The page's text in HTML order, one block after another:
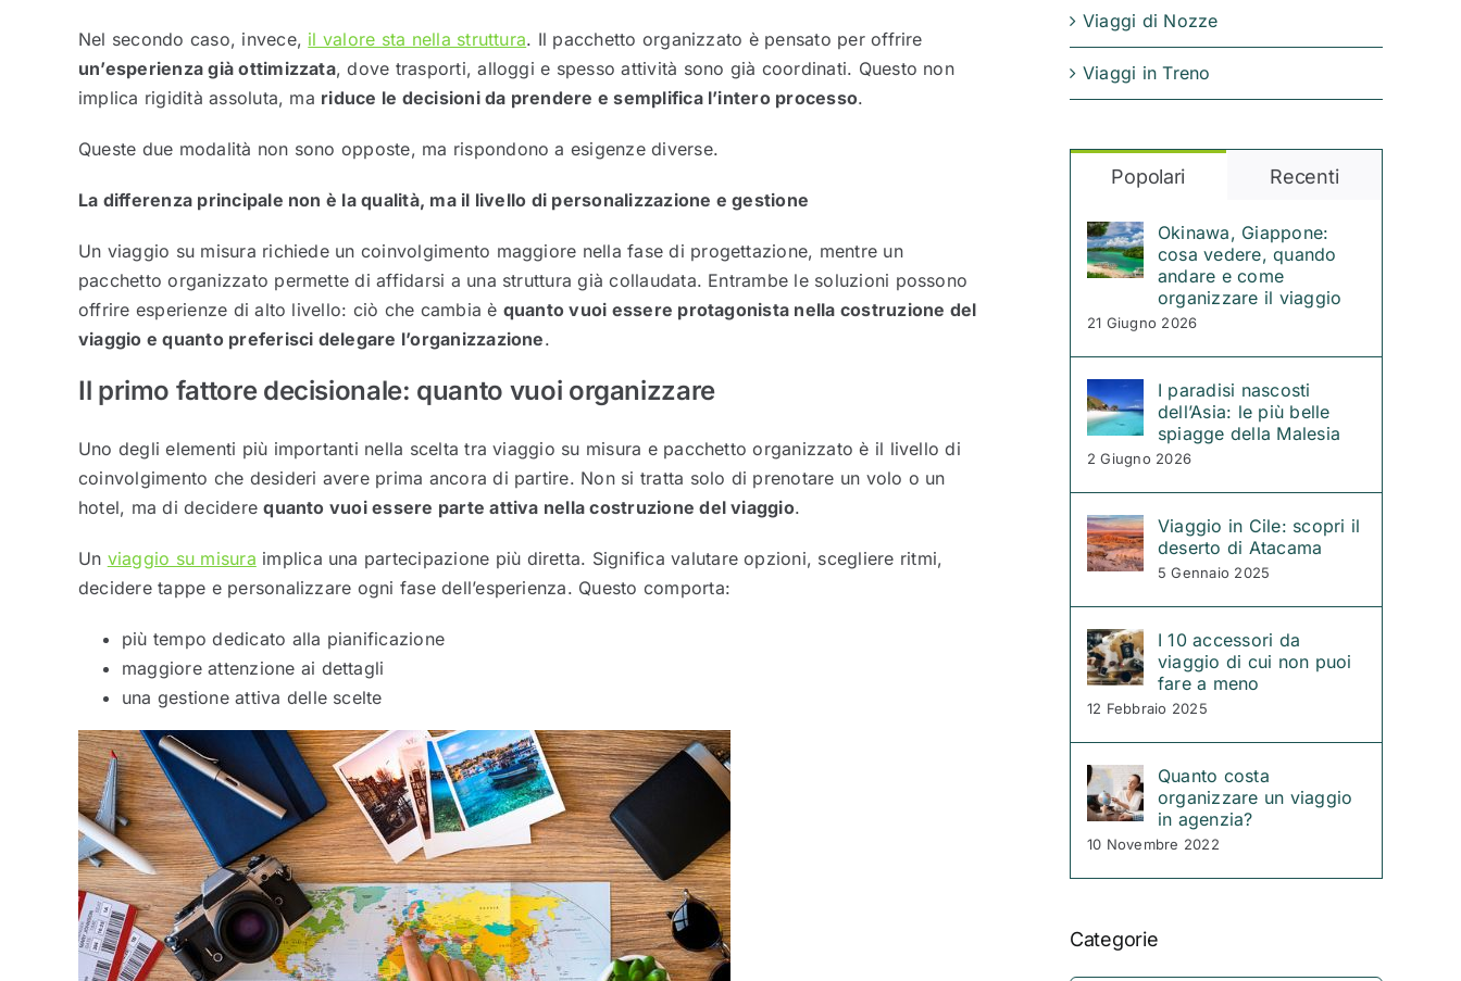
Nel secondo caso, invece, il valore sta nella struttura. Il pacchetto organizzato è pensato per offrire
un’esperienza già ottimizzata, dove trasporti, alloggi e spesso attività sono già coordinati. Questo non
implica rigidità assoluta, ma riduce le decisioni da prendere e semplifica l’intero processo.
Queste due modalità non sono opposte, ma rispondono a esigenze diverse.
La differenza principale non è la qualità, ma il livello di personalizzazione e gestione
Un viaggio su misura richiede un coinvolgimento maggiore nella fase di progettazione, mentre un
pacchetto organizzato permette di affidarsi a una struttura già collaudata. Entrambe le soluzioni possono
offrire esperienze di alto livello: ciò che cambia è quanto vuoi essere protagonista nella costruzione del
viaggio e quanto preferisci delegare l’organizzazione.
Il primo fattore decisionale: quanto vuoi organizzare
Uno degli elementi più importanti nella scelta tra viaggio su misura e pacchetto organizzato è il livello di
coinvolgimento che desideri avere prima ancora di partire. Non si tratta solo di prenotare un volo o un
hotel, ma di deciderequanto vuoi essere parte attiva nella costruzione del viaggio.
Un viaggio su misura implica una partecipazione più diretta. Significa valutare opzioni, scegliere ritmi,
decidere tappe e personalizzare ogni fase dell’esperienza. Questo comporta:
più tempo dedicato alla pianificazione
maggiore attenzione ai dettagli
una gestione attiva delle scelte
Viaggi di Nozze
Viaggi in Treno
Popolari Recenti
Okinawa, Giappone:
cosa vedere, quando
andare e come
organizzare il viaggio
21 Giugno 2026
I paradisi nascosti
dell’Asia: le più belle
spiagge della Malesia
2 Giugno 2026
Viaggio in Cile: scopri il
deserto di Atacama
5 Gennaio 2025
I 10 accessori da
viaggio di cui non puoi
fare a meno
12 Febbraio 2025
Quanto costa
organizzare un viaggio
in agenzia?
10 Novembre 2022
Categorie